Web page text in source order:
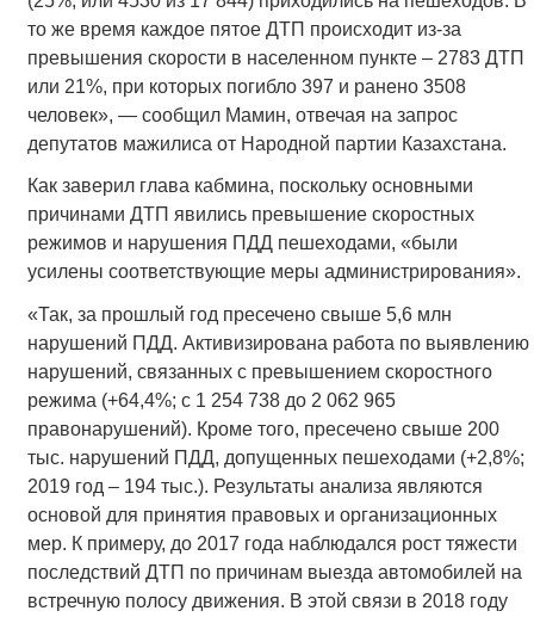
то же время каждое пятое ДТП происходит из-за
превышения скорости в населенном пункте – 2783 ДТП
или 21%, при которых погибло 397 и ранено 3508
человек», — сообщил Мамин, отвечая на запрос
депутатов мажилиса от Народной партии Казахстана.
Как заверил глава кабмина, поскольку основными
причинами ДТП явились превышение скоростных
режимов и нарушения ПДД пешеходами, «были
усилены соответствующие меры администрирования».
«Так, за прошлый год пресечено свыше 5,6 млн
нарушений ПДД. Активизирована работа по выявлению
нарушений, связанных с превышением скоростного
режима (+64,4%; с 1 254 738 до 2 062 965
правонарушений). Кроме того, пресечено свыше 200
тыс. нарушений ПДД, допущенных пешеходами (+2,8%;
2019 год – 194 тыс.). Результаты анализа являются
основой для принятия правовых и организационных
мер. К примеру, до 2017 года наблюдался рост тяжести
последствий ДТП по причинам выезда автомобилей на
встречную полосу движения. В этой связи в 2018 году